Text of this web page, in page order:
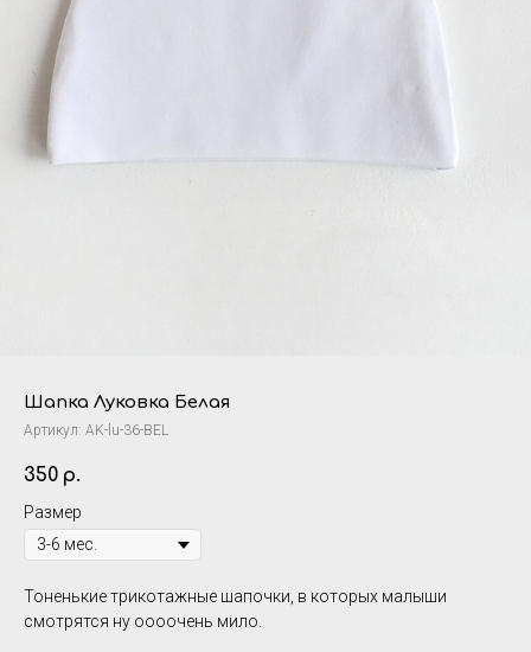
Шапка Луковка Белая
Артикул: AK-lu-36-BEL
350 р.
Размер
Тоненькие трикотажные шапочки, в которых малыши
смотрятся ну оооочень мило.